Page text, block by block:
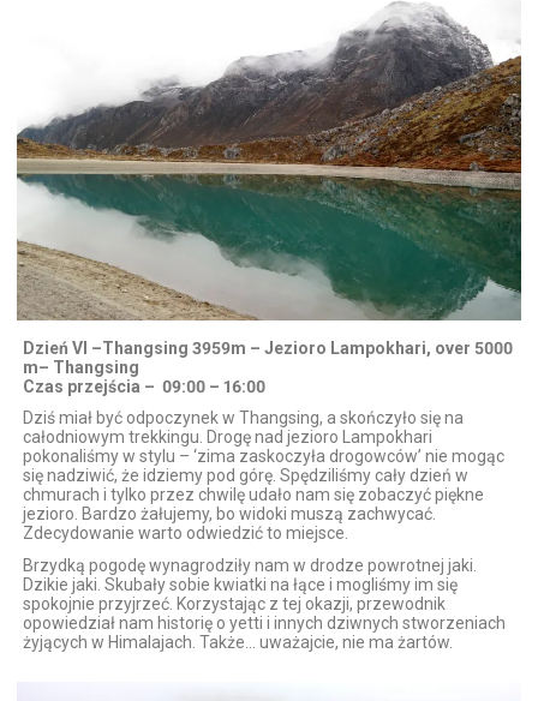
Dzień VI –Thangsing 3959m – Jezioro Lampokhari, over 5000
m– Thangsing
Czas przejścia – 09:00 – 16:00
Dziś miał być odpoczynek w Thangsing, a skończyło się na
całodniowym trekkingu. Drogę nad jezioro Lampokhari
pokonaliśmy w stylu – ‘zima zaskoczyła drogowców’ nie mogąc
się nadziwić, że idziemy pod górę. Spędziliśmy cały dzień w
chmurach i tylko przez chwilę udało nam się zobaczyć piękne
jezioro. Bardzo żałujemy, bo widoki muszą zachwycać.
Zdecydowanie warto odwiedzić to miejsce.
Brzydką pogodę wynagrodziły nam w drodze powrotnej jaki.
Dzikie jaki. Skubały sobie kwiatki na łące i mogliśmy im się
spokojnie przyjrzeć. Korzystając z tej okazji, przewodnik
opowiedział nam historię o yetti i innych dziwnych stworzeniach
żyjących w Himalajach. Także… uważajcie, nie ma żartów.